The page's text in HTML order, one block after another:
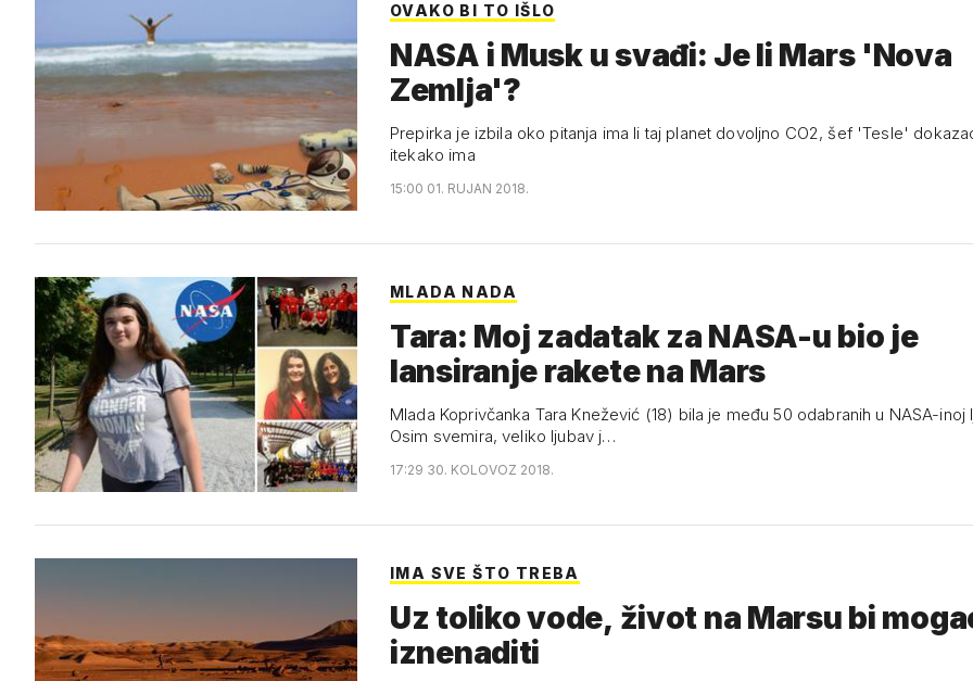
OVAKO BI TO IŠLO
NASA i Musk u svađi: Je li Mars 'Nova
Zemlja'?
Prepirka je izbila oko pitanja ima li taj planet dovoljno CO2, šef 'Tesle'
itekako ima
15:00 01. RUJAN 2018.
MLADA NADA
Tara: Moj zadatak za NASA-u bio je
lansiranje rakete na Mars
Mlada Koprivčanka Tara Knežević (18) bila je među 50 odabranih u NASA-inoj
Osim svemira, veliko ljubav j…
17:29 30. KOLOVOZ 2018.
IMA SVE ŠTO TREBA
Uz toliko vode, život na Marsu bi
iznenaditi